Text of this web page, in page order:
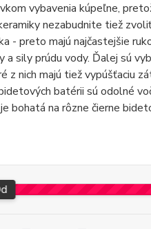
vybavenia kúpeľne,
nezabudnite tiež
- preto majú najčastejšie
sily prúdu vody. Ďalej sú
z nich majú tiež vypúšťaciu
batérii sú odolné
bohatá na rôzne čierne